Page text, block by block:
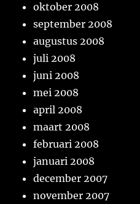
oktober 2008
september 2008
augustus 2008
juli 2008
juni 2008
mei 2008
april 2008
maart 2008
februari 2008
januari 2008
december 2007
november 2007